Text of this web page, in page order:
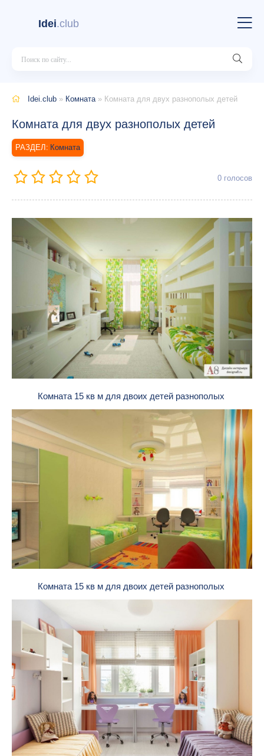
Idei.club
Idei.club » Комната» Комната для двух разнополых детей
Комната для двух разнополых детей
Комната
0 голосов
Комната 15 кв м для двоих детей разнополых
Комната 15 кв м для двоих детей разнополых